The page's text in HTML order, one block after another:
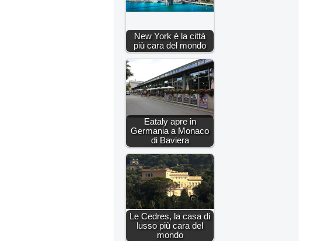
New York è la città
più cara del mondo
Eataly apre in
Germania a Monaco
di Baviera
Le Cedres, la casa di
lusso più cara del
mondo